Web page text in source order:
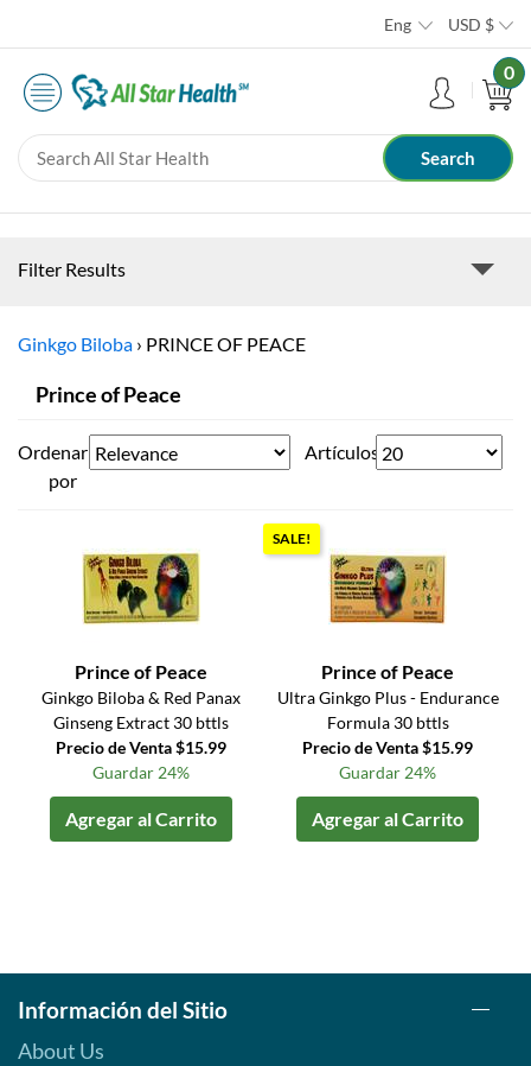
Eng USD $
0
Filter Results
Ginkgo Biloba › PRINCE OF PEACE
Prince of Peace
Ordenar
por
Artículos
Prince of Peace
Ginkgo Biloba & Red Panax
Ginseng Extract 30 bttls
Precio de Venta $15.99
Guardar 24%
Agregar al Carrito
SALE!
Prince of Peace
Ultra Ginkgo Plus - Endurance
Formula 30 bttls
Precio de Venta $15.99
Guardar 24%
Agregar al Carrito
Información del Sitio
About Us